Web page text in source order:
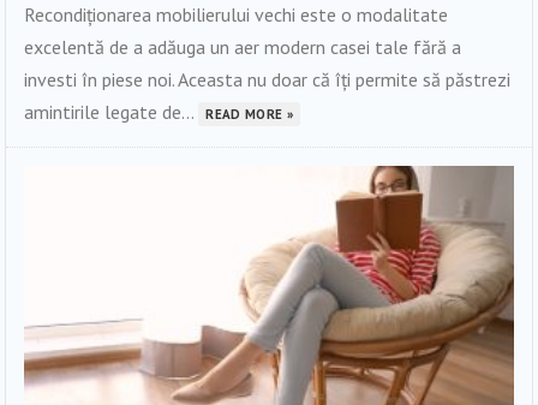
Recondiționarea mobilierului vechi este o modalitate
excelentă de a adăuga un aer modern casei tale fără a
investi în piese noi. Aceasta nu doar că îți permite să păstrezi
amintirile legate de...
READ MORE »